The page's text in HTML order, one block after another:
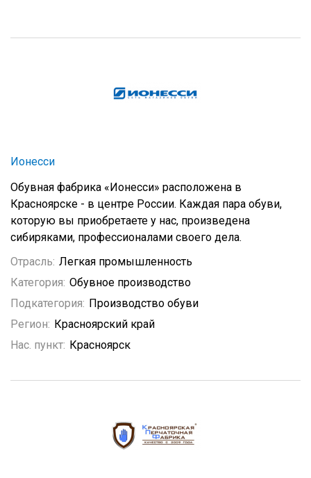
Ионесси
Обувная фабрика «Ионесси» расположена в
Красноярске - в центре России. Каждая пара обуви,
которую вы приобретаете у нас, произведена
сибиряками, профессионалами своего дела.
Отрасль: Легкая промышленность
Категория: Обувное производство
Подкатегория: Производство обуви
Регион: Красноярский край
Нас. пункт: Красноярск